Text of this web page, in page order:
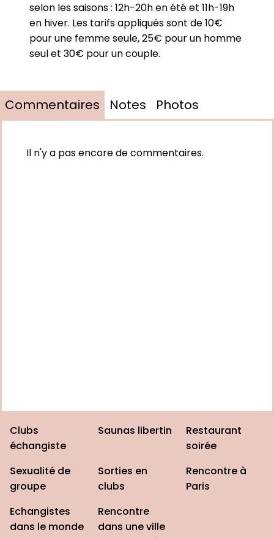
selon les saisons : 12h-20h en été et 11h-19h
en hiver. Les tarifs appliqués sont de 10€
pour une femme seule, 25€ pour un homme
seul et 30€ pour un couple.
Commentaires Notes Photos
Il n'y a pas encore de commentaires.
Clubs
échangiste
Saunas libertin
Restaurant
soirée
Sexualité de
groupe
Sorties en
clubs
Rencontre à
Paris
Echangistes
dans le monde
Rencontre
dans une ville